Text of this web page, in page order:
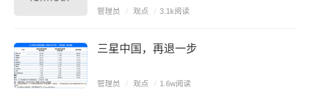
管理员 / 观点 / 3.1k阅读
三星中国，再退一步
管理员 / 观点 / 1.6w阅读